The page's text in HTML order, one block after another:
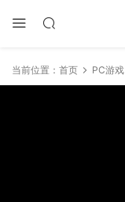
当前位置： 首页 PC游戏
50% 75%